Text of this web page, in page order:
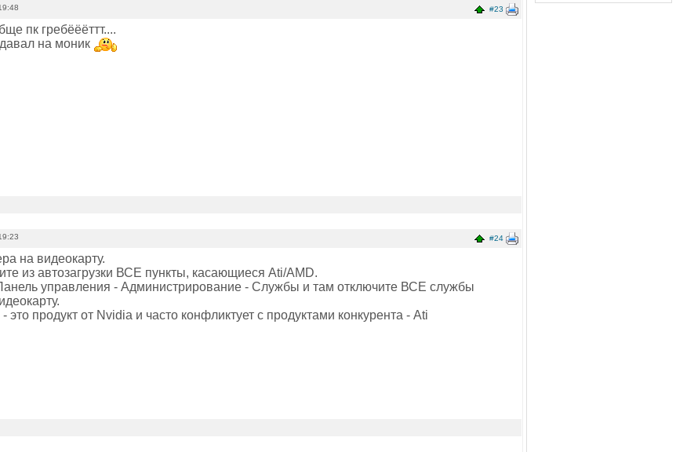
#23
пк гребёёёттт....
на моник
#24
на видеокарту.
из автозагрузки ВСЕ пункты, касающиеся Ati/AMD.
управления - Администрирование - Службы и там отключите ВСЕ службы
это продукт от Nvidia и часто конфликтует с продуктами конкурента - Ati